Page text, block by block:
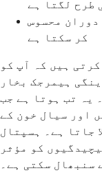
طرح لگتا ہے
دوران محسوس
کر سکتا ہے
ہیں کہ آپ کو
ہیمرجک بخار
یہ تب ہوتا ہے جب
اور سیال خون کے
جاتا ہے۔ ہسپتال
کو مؤثر
سنبھال سکتی ہے۔